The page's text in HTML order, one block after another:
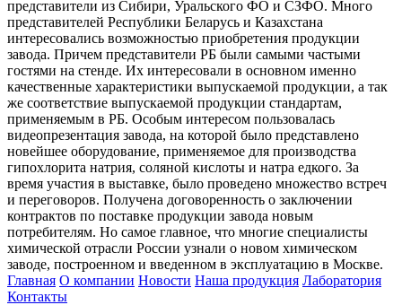
представители из Сибири, Уральского ФО и СЗФО. Много
представителей Республики Беларусь и Казахстана
интересовались возможностью приобретения продукции
завода. Причем представители РБ были самыми частыми
гостями на стенде. Их интересовали в основном именно
качественные характеристики выпускаемой продукции, а так
же соответствие выпускаемой продукции стандартам,
применяемым в РБ. Особым интересом пользовалась
видеопрезентация завода, на которой было представлено
новейшее оборудование, применяемое для производства
гипохлорита натрия, соляной кислоты и натра едкого. За
время участия в выставке, было проведено множество встреч
и переговоров. Получена договоренность о заключении
контрактов по поставке продукции завода новым
потребителям. Но самое главное, что многие специалисты
химической отрасли России узнали о новом химическом
заводе, построенном и введенном в эксплуатацию в Москве.
Главная О компании Новости Наша продукция Лаборатория
Контакты